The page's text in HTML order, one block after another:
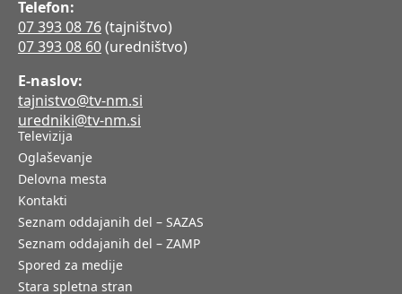
Telefon:
07 393 08 76(tajništvo)
07 393 08 60(uredništvo)
E-naslov:
tajnistvo@tv-nm.si
uredniki@tv-nm.si
Televizija
Oglaševanje
Delovna mesta
Kontakti
Seznam oddajanih del – SAZAS
Seznam oddajanih del – ZAMP
Spored za medije
Stara spletna stran